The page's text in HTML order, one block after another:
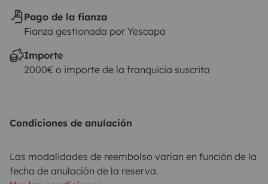
Pago de la fianza
Fianza gestionada por Yescapa
Importe
2000€ o importe de la franquicia suscrita
Condiciones de anulación
Las modalidades de reembolso varían en función de la
fecha de anulación de la reserva.